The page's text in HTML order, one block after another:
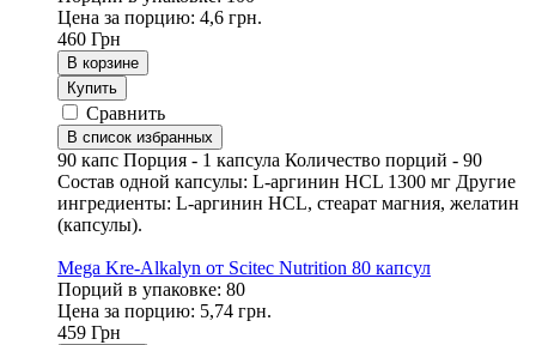
Цена за порцию: 4,6 грн.
460 Грн
В корзине
Купить
Сравнить
В список избранных
90 капс Порция - 1 капсула Количество порций - 90
Состав одной капсулы: L-аргинин HCL 1300 мг Другие
ингредиенты: L-аргинин HCL, стеарат магния, желатин
(капсулы).
Mega Kre-Alkalyn от Scitec Nutrition 80 капсул
Порций в упаковке: 80
Цена за порцию: 5,74 грн.
459 Грн